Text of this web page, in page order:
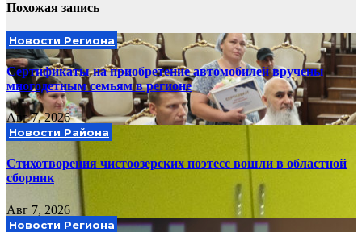
Похожая запись
Новости Региона
Сертификаты на приобретение автомобилей вручены
многодетным семьям в регионе
Авг 7, 2026
Новости Района
Стихотворения чистоозерских поэтесс вошли в областной
сборник
Авг 7, 2026
Новости Региона